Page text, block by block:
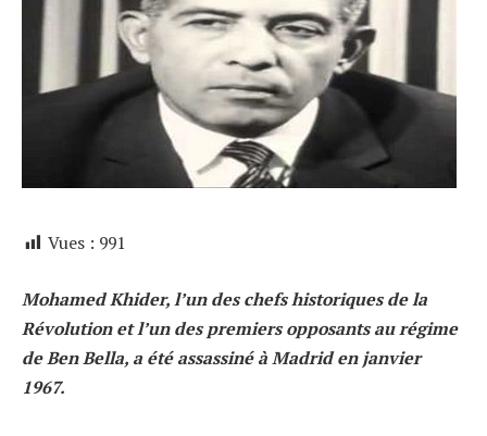
Vues : 991
Mohamed Khider, l’un des chefs historiques de la
Révolution et l’un des premiers opposants au régime
de Ben Bella, a été assassiné à Madrid en janvier
1967.